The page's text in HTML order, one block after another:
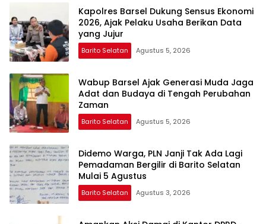
Kapolres Barsel Dukung Sensus Ekonomi
2026, Ajak Pelaku Usaha Berikan Data
yang Jujur
Barito Selatan Agustus 5, 2026
Wabup Barsel Ajak Generasi Muda Jaga
Adat dan Budaya di Tengah Perubahan
Zaman
Barito Selatan Agustus 5, 2026
Didemo Warga, PLN Janji Tak Ada Lagi
Pemadaman Bergilir di Barito Selatan
Mulai 5 Agustus
Barito Selatan Agustus 3, 2026